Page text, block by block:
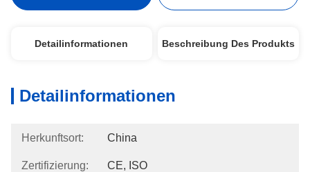
Detailinformationen Beschreibung Des Produkts
Detailinformationen
Herkunftsort: China
Zertifizierung: CE, ISO